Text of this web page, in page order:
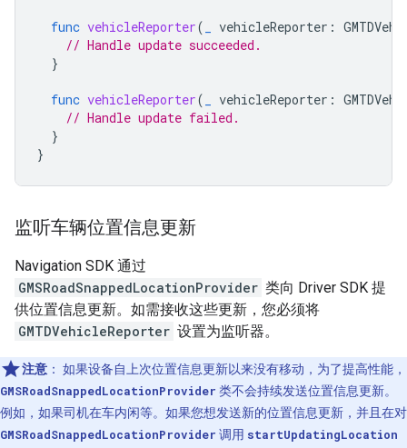
func vehicleReporter( vehicleReporter :
// Handle update succeeded.
}
func vehicleReporter( vehicleReporter :
// Handle update failed.
}
}
监听车辆位置信息更新
Navigation SDK 通过
GMSRoadSnappedLocationProvider 类向 Driver SDK 提
供位置信息更新。如需接收这些更新，您必须将
GMTDVehicleReporter 设置为监听器。
注意 ： 如果设备自上次位置信息更新以来没有移动，为了提高性能，
GMSRoadSnappedLocationProvider 类不会持续发送位置信息更新。
例如，如果司机在车内闲等。如果您想发送新的位置信息更新，并且在对
GMSRoadSnappedLocationProvider 调用 startUpdatingLocation